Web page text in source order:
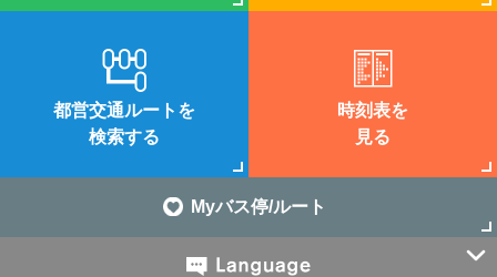
都営交通ルートを
検索する
時刻表を
見る
Myバス停/ルート
